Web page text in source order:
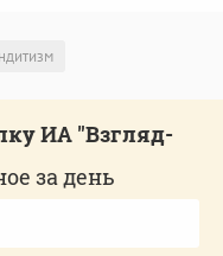
ИА "Взгляд-
за день